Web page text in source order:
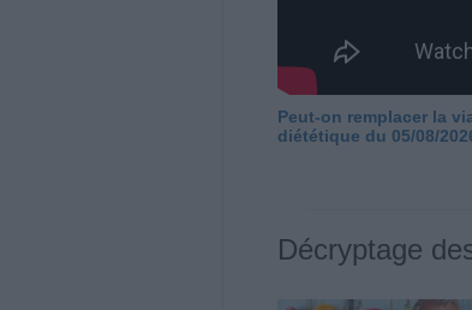
Peut-on remplacer la
diététique du 05/08/
Décryptage